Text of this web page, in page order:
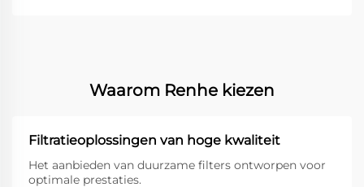
Waarom Renhe kiezen
Filtratieoplossingen van hoge kwaliteit
Het aanbieden van duurzame filters ontworpen voor
optimale prestaties.